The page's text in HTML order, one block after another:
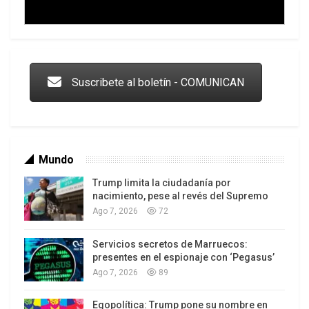
ahora realizado, la propia EFSA aclara que “una
preocupación se define como crítica cuando
afecta atodoslos usos propuestos de la
previos a la siembra, posteriores a la cosecha,
distintas formas de uso y consumo, etcétera.
E
sto significa que EFSA puede reconocer
evidencias gravísimas relacionadas a alguno de
esos eslabones, pero como el mismo no se
manifiesta entodoslos pasos considerados, no
Los latinos le van dando la espalda a Trump
Suscribete al boletín - COMUNICAN
Mundo
Trump limita la ciudadanía por
nacimiento, pese al revés del Supremo
Ago 7, 2026 72
Servicios secretos de Marruecos:
presentes en el espionaje con ‘Pegasus’
Ago 7, 2026 89
Egopolítica: Trump pone su nombre en